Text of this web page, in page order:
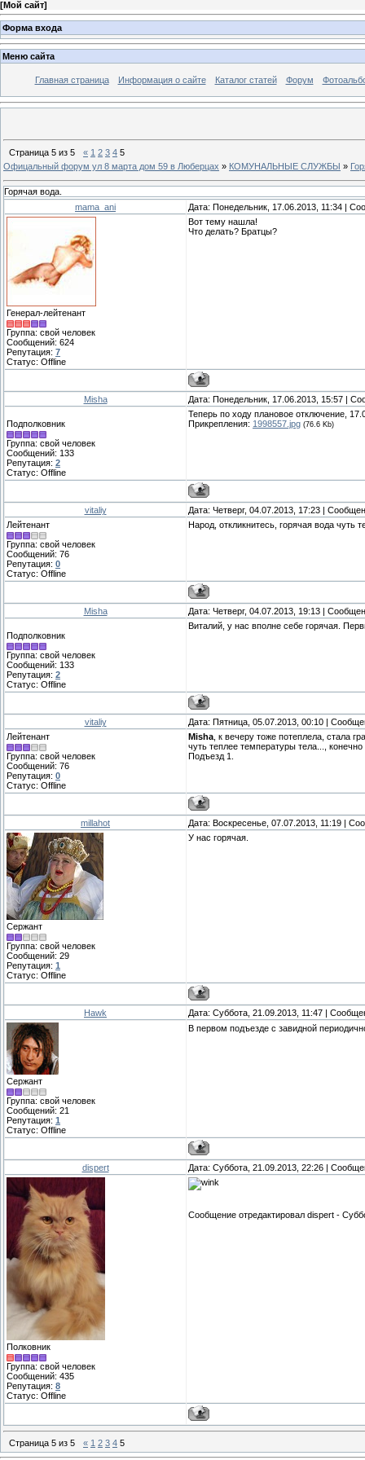
[Мой сайт]
Форма входа
Меню сайта
Главная страница Информация о сайте Каталог статей Форум
Страница 5 из 5 « 1 2 3 4 5
Офицальный форум ул 8 марта дом 59 в Люберцах » КОМУНАЛЬНЫЕ СЛУЖБЫ »
Горячая вода.
mama_ani
Дата: Понедельник, 17.06.2013, 11:34 |
Генерал-лейтенант
Группа: свой человек
Сообщений: 624
Репутация: 7
Статус: Offline
Вот тему нашла!
Что делать? Братцы?
Misha Дата: Понедельник, 17.06.2013, 15:57 |
Подполковник
Группа: свой человек
Сообщений: 133
Репутация: 2
Статус: Offline
Теперь по ходу плановое отключение,
Прикрепления: 1998557.jpg (76.6 Kb)
vitaliy
Дата: Четверг, 04.07.2013, 17:23 |
Лейтенант
Группа: свой человек
Сообщений: 76
Репутация: 0
Статус: Offline
Народ, откликнитесь, горячая вода чуть
Misha Дата: Четверг, 04.07.2013, 19:13 |
Подполковник
Группа: свой человек
Сообщений: 133
Репутация: 2
Статус: Offline
Виталий, у нас вполне себе горячая.
vitaliy
Дата: Пятница, 05.07.2013, 00:10 |
Лейтенант
Группа: свой человек
Сообщений: 76
Репутация: 0
Статус: Offline
Misha , к вечеру тоже потеплела, стала
чуть теплее температуры тела...,
Подъезд 1.
millahot Дата: Воскресенье, 07.07.2013, 11:19 |
Сержант
Группа: свой человек
Сообщений: 29
Репутация: 1
Статус: Offline
У нас горячая.
Hawk Дата: Суббота, 21.09.2013, 11:47 |
Сержант
Группа: свой человек
Сообщений: 21
Репутация: 1
Статус: Offline
В первом подъезде с завидной
dispert Дата: Суббота, 21.09.2013, 22:26 |
Полковник
Группа: свой человек
Сообщений: 435
Репутация: 8
Статус: Offline
Сообщение отредактировал dispert -
Страница 5 из 5 « 1 2 3 4 5